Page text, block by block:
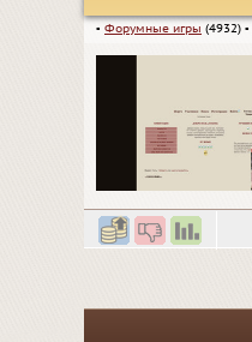
▪ Форумные игры (4932) ▪